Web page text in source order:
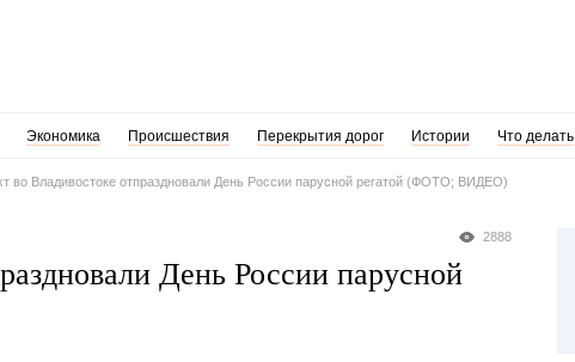
Экономика Происшествия Перекрытия дорог Истории Что делать
во Владивостоке отпраздновали День России парусной регатой (ФОТО; ВИДЕО)
2888
День России парусной